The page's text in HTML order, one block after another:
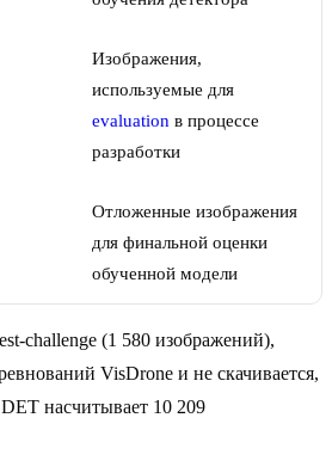
Изображения,
используемые для
evaluation в процессе
разработки
Отложенные изображения
для финальной оценки
обученной модели
challenge (1 580 изображений),
VisDrone и не скачивается,
насчитывает 10 209